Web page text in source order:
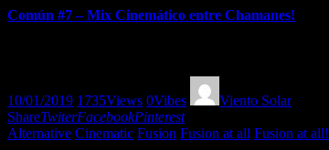
Común #7 – Mix Cinemático entre Chamanes!
10/01/2019 1735Views 0Vibes
Viento Solar
ShareTwiterFacebookPinterest
Alternative Cinematic Fusion Fusion at all Fusion at all!